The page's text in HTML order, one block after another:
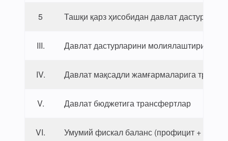
5 Ташқи қарз ҳисобидан давлат
III. Давлат дастурларини молиялаштириш
IV. Давлат мақсадли жамғармаларига
V. Давлат бюджетига трансфертлар
VI. Умумий фискал баланс (профицит + /